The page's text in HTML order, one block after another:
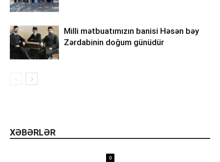
Milli mətbuatımızın banisi Həsən bəy
Zərdabinin doğum günüdür
XƏBƏRLƏR
0